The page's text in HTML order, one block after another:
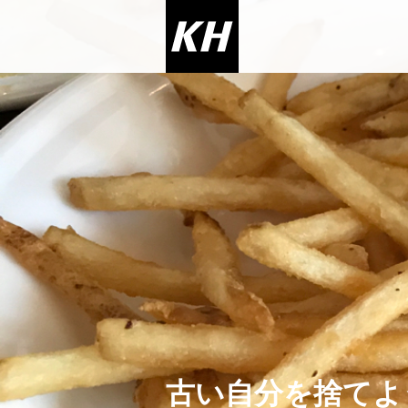
古い自分を捨て